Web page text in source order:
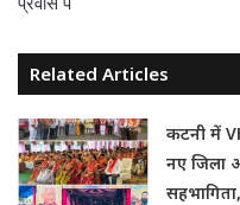
Related Articles
कटनी में
नए जिला